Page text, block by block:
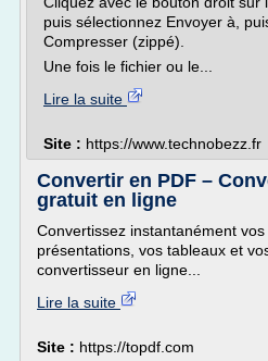
puis sélectionnez Envoyer à,
Compresser (zippé).
Une fois le fichier ou le...
Lire la suite
Site : https://www.technobezz.fr
Convertir en PDF –
gratuit en ligne
Convertissez instantanément
présentations, vos tableaux et
convertisseur en ligne...
Lire la suite
Site : https://topdf.com